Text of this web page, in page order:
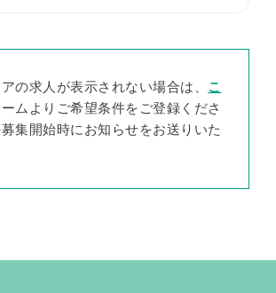
の求人が表示されない場合は、 こ
ムよりご希望条件をご登録くださ
集開始時にお知らせをお送りいた